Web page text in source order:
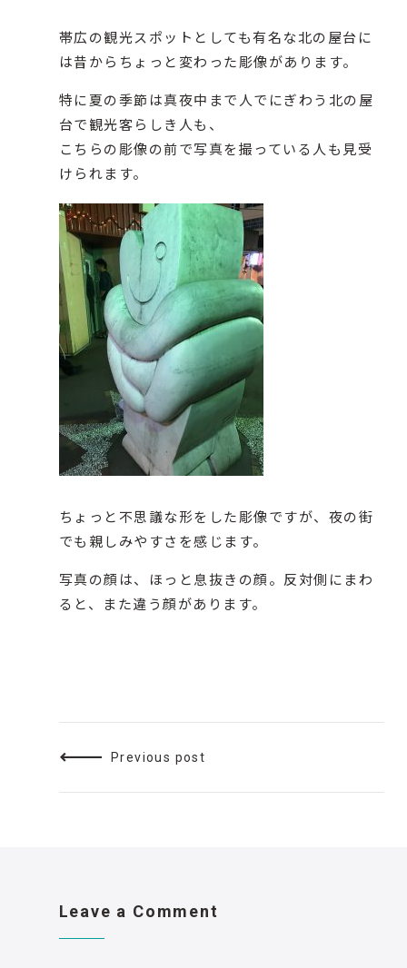
帯広の観光スポットとしても有名な北の屋台に
は昔からちょっと変わった彫像があります。
特に夏の季節は真夜中まで人でにぎわう北の屋
台で観光客らしき人も、
こちらの彫像の前で写真を撮っている人も見受
けられます。
ちょっと不思議な形をした彫像ですが、夜の街
でも親しみやすさを感じます。
写真の顔は、ほっと息抜きの顔。反対側にまわ
ると、また違う顔があります。
Previous post
Leave a Comment